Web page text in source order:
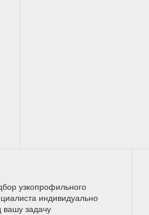
узкопрофильного
индивидуально
вашу задачу